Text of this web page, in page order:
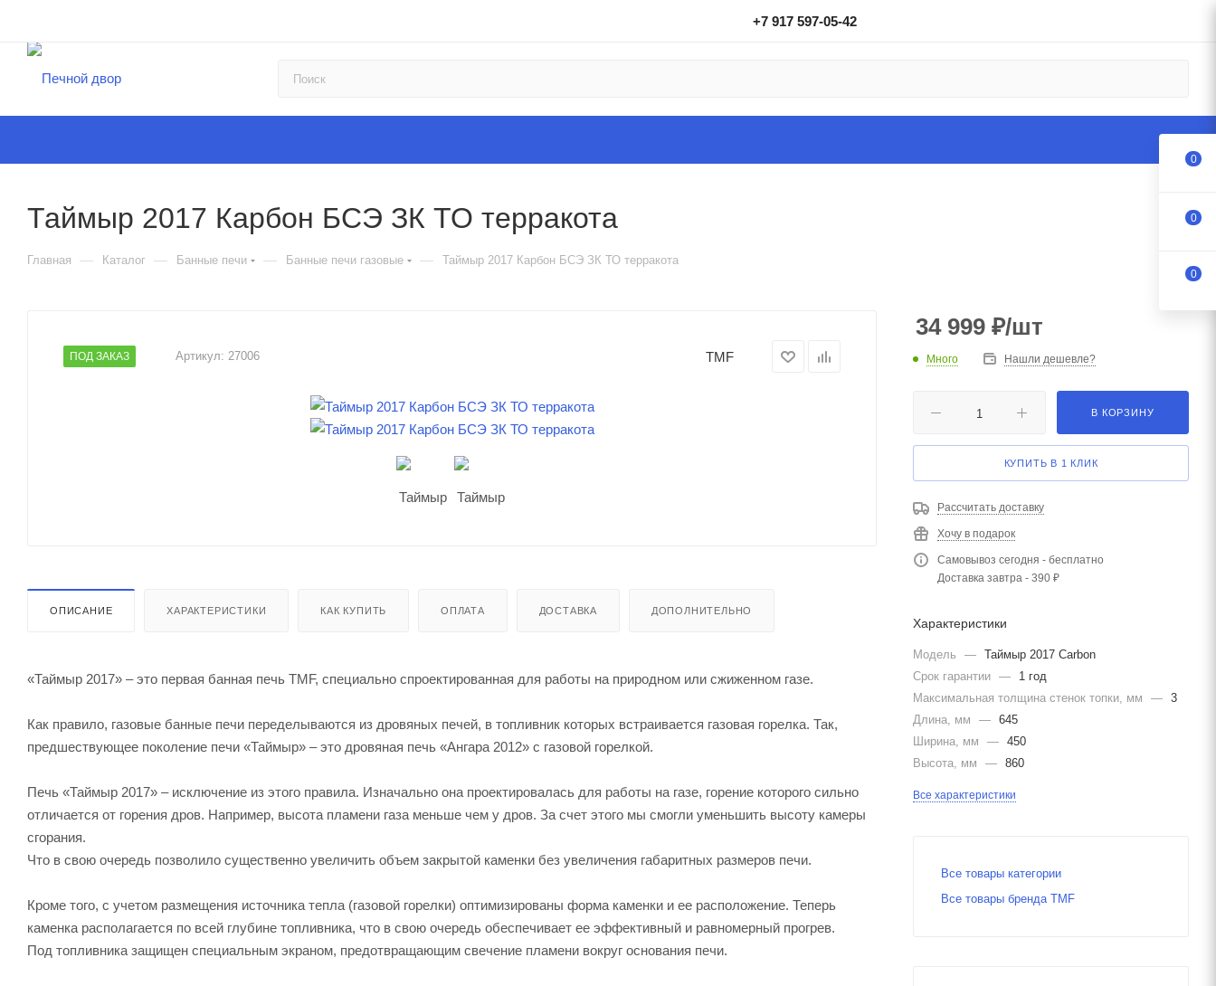
+7 917 597-05-42
Таймыр 2017 Карбон БСЭ ЗК ТО терракота
Главная — Каталог — Банные печи — Банные печи газовые — Таймыр 2017 Карбон БСЭ ЗК ТО терракота
ПОД ЗАКАЗ Артикул: 27006 TMF
ОПИСАНИЕ ХАРАКТЕРИСТИКИ КАК КУПИТЬ ОПЛАТА ДОСТАВКА ДОПОЛНИТЕЛЬНО
«Таймыр 2017» – это первая банная печь TMF, специально спроектированная для работы на природном или сжиженном газе.
Как правило, газовые банные печи переделываются из дровяных печей, в топливник которых встраивается газовая горелка. Так,
предшествующее поколение печи «Таймыр» – это дровяная печь «Ангара 2012» с газовой горелкой.
Печь «Таймыр 2017» – исключение из этого правила. Изначально она проектировалась для работы на газе, горение которого сильно
отличается от горения дров. Например, высота пламени газа меньше чем у дров. За счет этого мы смогли уменьшить высоту камеры
сгорания.
Что в свою очередь позволило существенно увеличить объем закрытой каменки без увеличения габаритных размеров печи.
Кроме того, с учетом размещения источника тепла (газовой горелки) оптимизированы форма каменки и ее расположение. Теперь
каменка располагается по всей глубине топливника, что в свою очередь обеспечивает ее эффективный и равномерный прогрев.
Под топливника защищен специальным экраном, предотвращающим свечение пламени вокруг основания печи.
34 999 ₽/шт
Много Нашли дешевле?
В КОРЗИНУ
КУПИТЬ В 1 КЛИК
Рассчитать доставку
Хочу в подарок
Самовывоз сегодня - бесплатно
Доставка завтра - 390 ₽
Характеристики
Модель — Таймыр 2017 Carbon
Срок гарантии —
1 год
Максимальная толщина стенок топки, мм
— 3
Длина, мм
— 645
Ширина, мм
— 450
Высота, мм
— 860
Все характеристики
Все товары категории
Все товары бренда TMF
0
0
0